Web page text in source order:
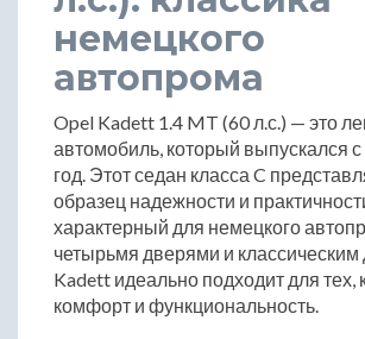
немецкого
автопрома
Opel Kadett 1.4 MT (60 л.с.) — это
автомобиль, который выпускался
год. Этот седан класса C
образец надежности и
характерный для немецкого
четырьмя дверями и классическим
Kadett идеально подходит для тех,
комфорт и функциональность.